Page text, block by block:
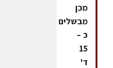
מכן
מבשלים
כ –
15
ד'